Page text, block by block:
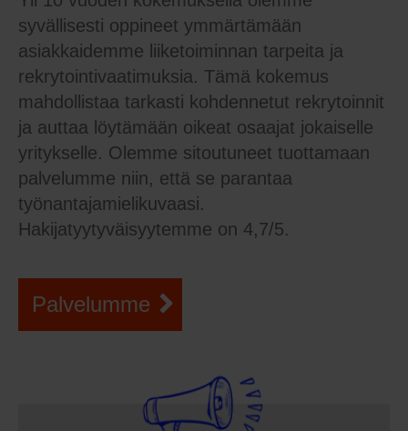
syvällisesti oppineet ymmärtämään
asiakkaidemme liiketoiminnan tarpeita ja
rekrytointivaatimuksia. Tämä kokemus
mahdollistaa tarkasti kohdennetut rekrytoinnit
ja auttaa löytämään oikeat osaajat jokaiselle
yritykselle. Olemme sitoutuneet tuottamaan
palvelumme niin, että se parantaa
työnantajamielikuvaasi.
Hakijatyytyväisyytemme on 4,7/5.
Palvelumme